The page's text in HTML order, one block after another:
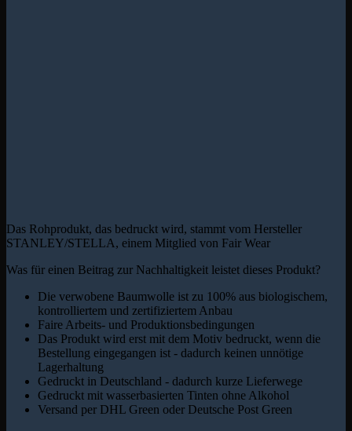
Das Rohprodukt, das bedruckt wird, stammt vom Hersteller
STANLEY/STELLA, einem Mitglied von Fair Wear
Was für einen Beitrag zur Nachhaltigkeit leistet dieses Produkt?
Die verwobene Baumwolle ist zu 100% aus biologischem,
kontrolliertem und zertifiziertem Anbau
Faire Arbeits- und Produktionsbedingungen
Das Produkt wird erst mit dem Motiv bedruckt, wenn die
Bestellung eingegangen ist - dadurch keinen unnötige
Lagerhaltung
Gedruckt in Deutschland - dadurch kurze Lieferwege
Gedruckt mit wasserbasierten Tinten ohne Alkohol
Versand per DHL Green oder Deutsche Post Green